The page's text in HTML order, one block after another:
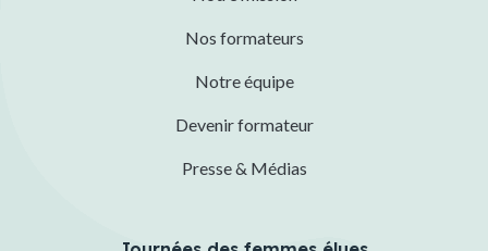
Nos formateurs
Notre équipe
Devenir formateur
Presse & Médias